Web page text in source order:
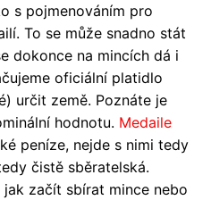
s pojmenováním pro
To se může snadno stát
dokonce na mincích dá i
oficiální platidlo
určit země. Poznáte je
hodnotu. Medaile
peníze, nejde s nimi tedy
čistě sběratelská.
začít sbírat mince nebo